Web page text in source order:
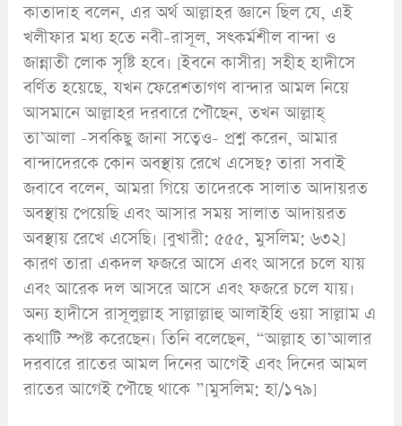
কাতাদাহ বলেন, এর অর্থ আল্লাহর জ্ঞানে ছিল যে, এই
খলীফার মধ্য হতে নবী-রাসূল, সৎকর্মশীল বান্দা ও
জান্নাতী লোক সৃষ্টি হবে। [ইবনে কাসীর] সহীহ হাদীসে
বর্ণিত হয়েছে, যখন ফেরেশতাগণ বান্দার আমল নিয়ে
আসমানে আল্লাহর দরবারে পৌছেন, তখন আল্লাহ্
তা’আলা -সবকিছু জানা সত্বেও- প্রশ্ন করেন, আমার
বান্দাদেরকে কোন অবস্থায় রেখে এসেছ? তারা সবাই
জবাবে বলেন, আমরা গিয়ে তাদেরকে সালাত আদায়রত
অবস্থায় পেয়েছি এবং আসার সময় সালাত আদায়রত
অবস্থায় রেখে এসেছি। [বুখারী: ৫৫৫, মুসলিম: ৬৩২]
কারণ তারা একদল ফজরে আসে এবং আসরে চলে যায়
এবং আরেক দল আসরে আসে এবং ফজরে চলে যায়।
অন্য হাদীসে রাসূলুল্লাহ সাল্লাল্লাহু আলাইহি ওয়া সাল্লাম এ
কথাটি স্পষ্ট করেছেন। তিনি বলেছেন, “আল্লাহ তা’আলার
দরবারে রাতের আমল দিনের আগেই এবং দিনের আমল
রাতের আগেই পৌছে থাকে ”[মুসলিম: হা/১৭৯]